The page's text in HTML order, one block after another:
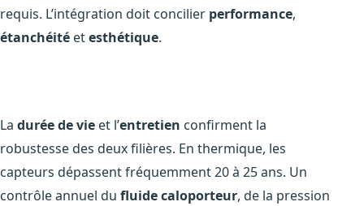
requis. L’intégration doit concilier performance,
étanchéité etesthétique.
La durée de vie et l’entretien confirment la
robustesse des deux filières. En thermique, les
capteurs dépassent fréquemment 20 à 25 ans. Un
contrôle annuel du fluide caloporteur, de la pression